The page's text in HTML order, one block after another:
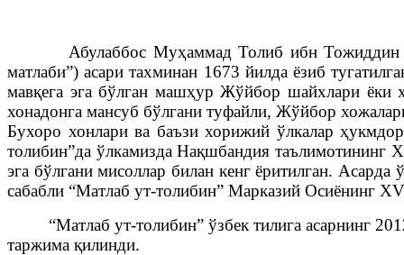
Абулаббос Муҳаммад Толиб ибн Тожиддин
матлаби”) асари тахминан 1673 йилда ёзиб
мавқега эга бўлган машҳур Жўйбор шайхлари ёки
хонадонга мансуб бўлгани туфайли, Жўйбор
Бухоро хонлари ва баъзи хорижий ўлкалар
толибин”да ўлкамизда Нақшбандия
эга бўлгани мисоллар билан кенг ёритилган.
сабабли “Матлаб ут-толибин” Марказий Осиёнинг
“Матлаб ут-толибин” ўзбек тилига асарнинг
таржима қилинди.